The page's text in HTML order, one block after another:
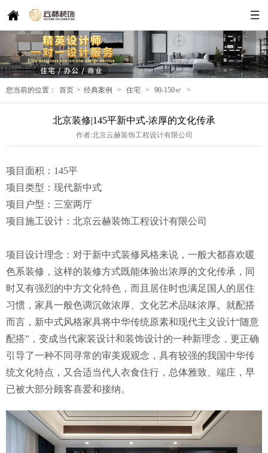
您当前的位置： 首页 > 经典案例 > 住宅 > 90-150㎡ >
北京装修|145平新中式-浓厚的文化传承
作者:北京云赫装饰工程设计有限公司
项目面积：145平
项目类型：现代新中式
项目户型：三室两厅
项目施工设计：北京云赫装饰工程设计有限公司
项目设计理念：对于新中式装修风格来说，一般大都喜欢暖
色系装修，这样的装修方式既能体验出浓厚的文化传承，同
时又有强烈的中方文化特色，而且居住时也满足国人的居住
习惯，家具一般色调沉敛浓厚、文化艺术品味浓厚。就配搭
而言，新中式风格家具将中华传统原素和现代主义设计“随意
配搭”，变成当代家装设计和装饰设计的一种新理念，更正确
引导了一种不同寻常的审美观观念，具有较强的我国中华传
统文化特点，又合适当代人衣食住行，总体雅致、端庄，早
已被大部分顾客喜爱和接纳。